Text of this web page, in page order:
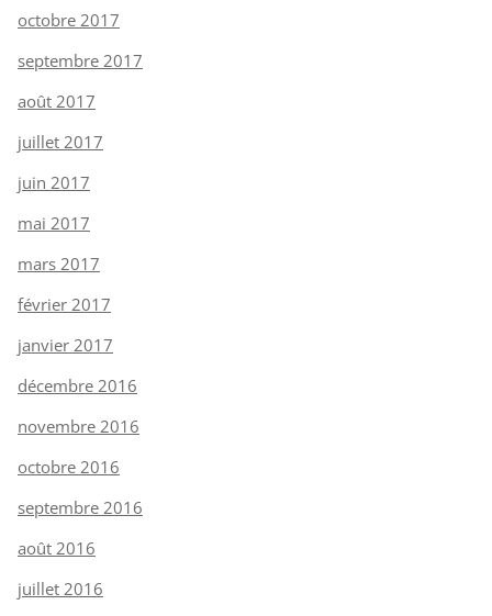
octobre 2017
septembre 2017
août 2017
juillet 2017
juin 2017
mai 2017
mars 2017
février 2017
janvier 2017
décembre 2016
novembre 2016
octobre 2016
septembre 2016
août 2016
juillet 2016